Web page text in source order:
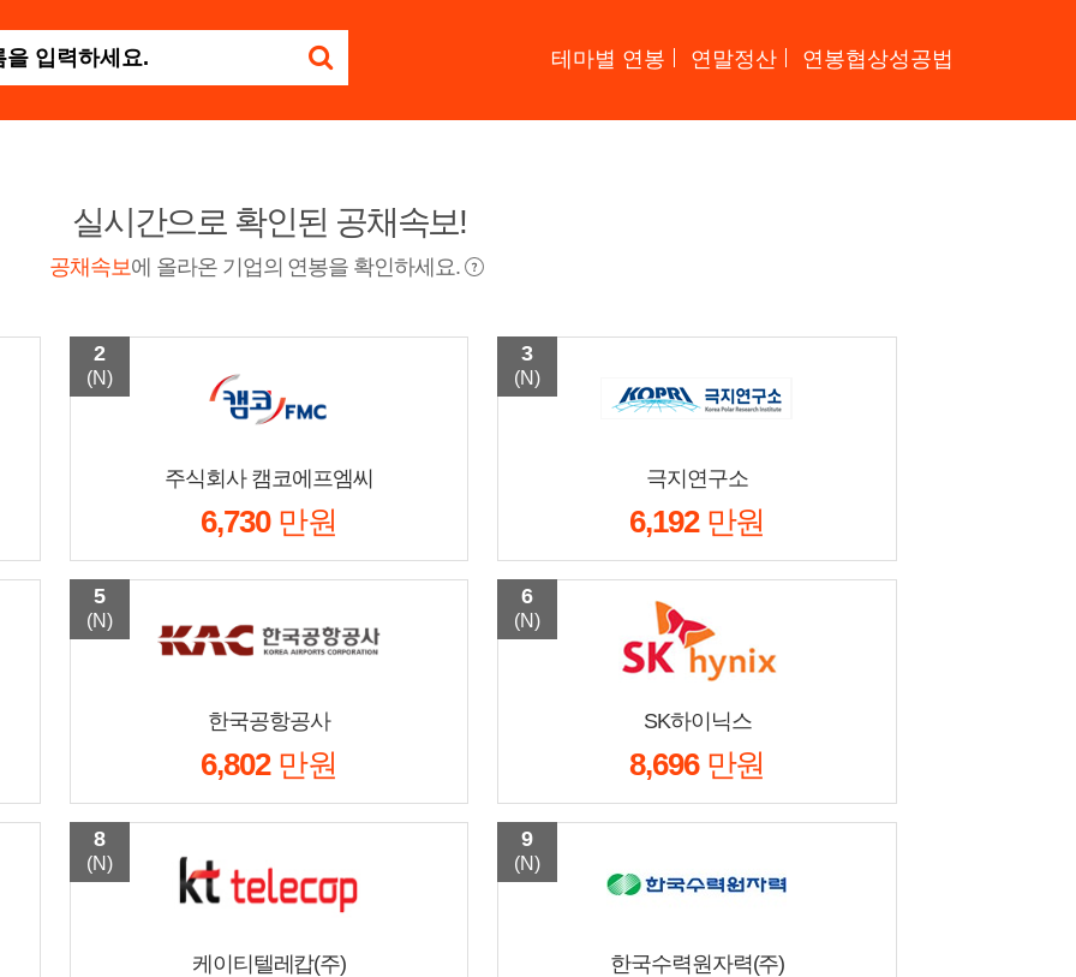
테마별 연봉 연말정산 연봉협상성공법
실시간으로 확인된 공채속보!
공채속보에 올라온 기업의 연봉을 확인하세요.
주식회사 캠코에프엠씨
6,730만원
2
(N)
극지연구소
6,192만원
3
(N)
한국공항공사
6,802만원
5
(N)
SK하이닉스
8,696만원
6
(N)
케이티텔레캅(주)
8
(N)
한국수력원자력(주)
9
(N)